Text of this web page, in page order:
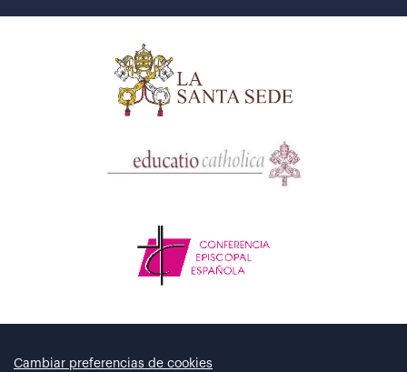
Cambiar preferencias de cookies